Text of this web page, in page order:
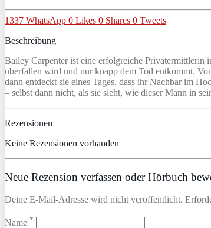
1337 WhatsApp 0 Likes 0 Shares 0 Tweets
Beschreibung
Bailey Carpenter ist eine erfolgreiche Privatermittlerin
überfallen wird und nur knapp dem Tod entkommt.
dann entdeckt sie eines Tages, dass ihr Nachbar im
– selbst dann nicht, als sie sieht, wie dieser Mann in
Rezensionen
Keine Rezensionen vorhanden
Neue Rezension verfassen oder Hörbuch
Deine E-Mail-Adresse wird nicht veröffentlicht.
Name *